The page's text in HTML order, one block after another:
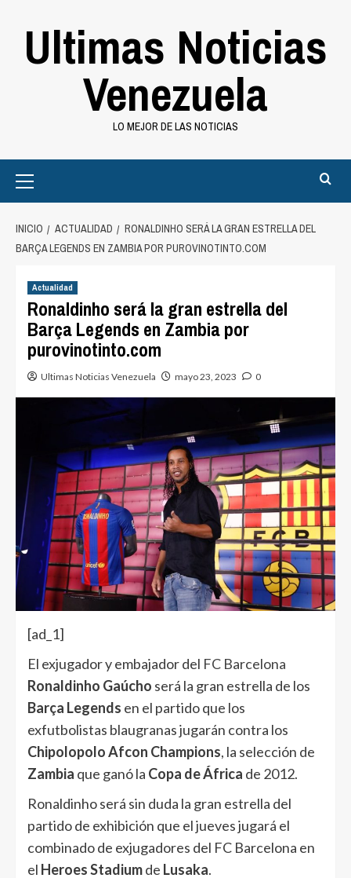
Ultimas Noticias
Venezuela
LO MEJOR DE LAS NOTICIAS
Menu
INICIO ACTUALIDAD
RONALDINHO SERÁ LA GRAN ESTRELLA DEL
BARÇA LEGENDS EN ZAMBIA POR PUROVINOTINTO.COM
Actualidad
Ronaldinho será la gran estrella del
Barça Legends en Zambia por
purovinotinto.com
Ultimas Noticias Venezuela mayo 23, 2023 0
[ad_1]
El exjugador y embajador del FC Barcelona
Ronaldinho Gaúcho será la gran estrella de los
Barça Legends en el partido que los
exfutbolistas blaugranas jugarán contra los
Chipolopolo Afcon Champions, la selección de
Zambia que ganó la Copa de África de 2012.
Ronaldinho será sin duda la gran estrella del
partido de exhibición que el jueves jugará el
combinado de exjugadores del FC Barcelona en
el Heroes Stadiumde Lusaka.